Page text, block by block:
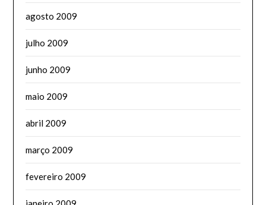
agosto 2009
julho 2009
junho 2009
maio 2009
abril 2009
março 2009
fevereiro 2009